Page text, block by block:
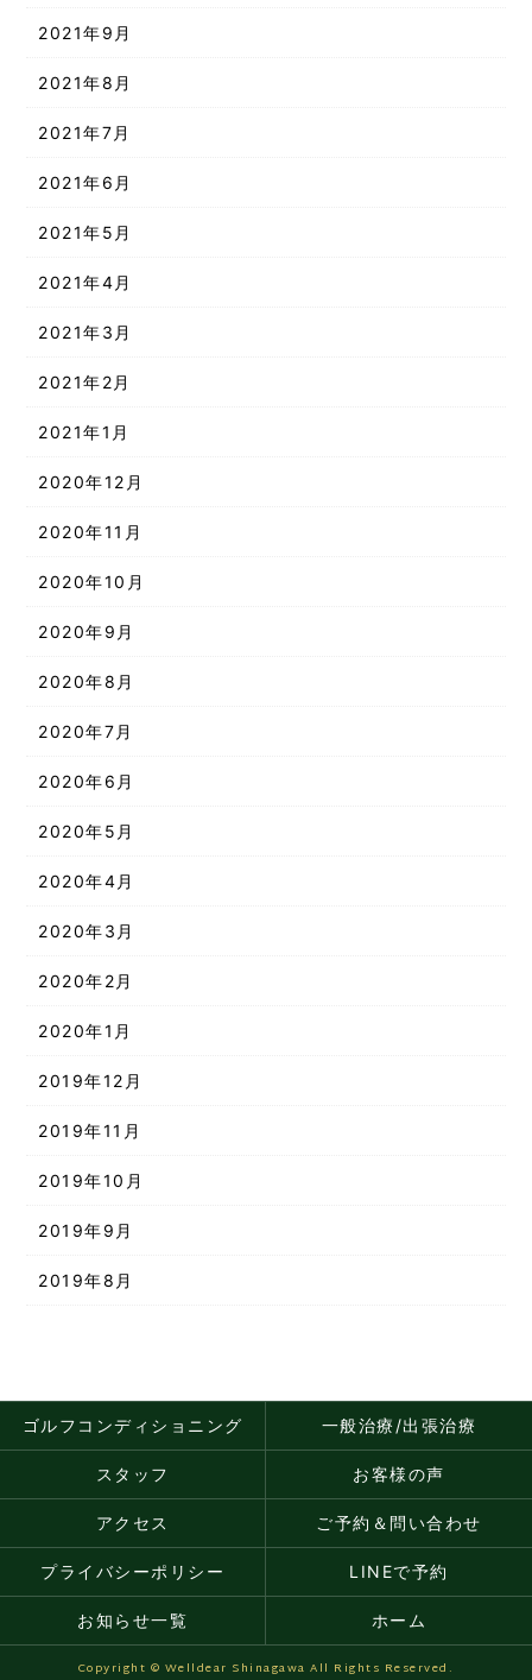
2021年9月
2021年8月
2021年7月
2021年6月
2021年5月
2021年4月
2021年3月
2021年2月
2021年1月
2020年12月
2020年11月
2020年10月
2020年9月
2020年8月
2020年7月
2020年6月
2020年5月
2020年4月
2020年3月
2020年2月
2020年1月
2019年12月
2019年11月
2019年10月
2019年9月
2019年8月
ゴルフコンディショニング 一般治療/出張治療
スタッフ お客様の声
アクセス ご予約＆問い合わせ
プライバシーポリシー LINEで予約
お知らせ一覧 ホーム
Copyright © Welldear Shinagawa All Rights Reserved.